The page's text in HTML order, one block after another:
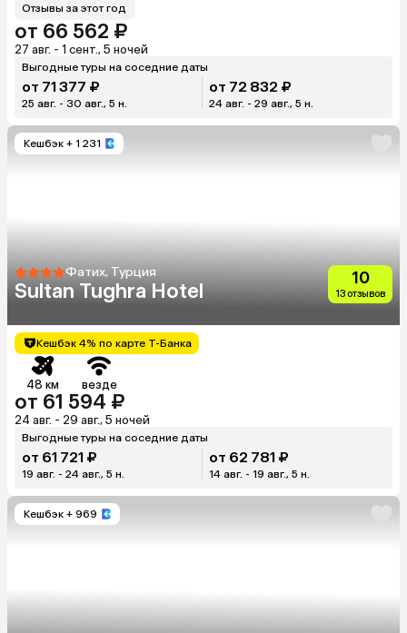
Отзывы за этот год
от 66 562 ₽
27 авг. - 1 сент., 5 ночей
Выгодные туры на соседние даты
от 71 377 ₽
25 авг. - 30 авг., 5 н.
от 72 832 ₽
24 авг. - 29 авг., 5 н.
Кешбэк + 1 231
Фатих, Турция
Sultan Tughra Hotel
10
13 отзывов
Кешбэк 4% по карте Т-Банка
48 км везде
от 61 594 ₽
24 авг. - 29 авг., 5 ночей
Выгодные туры на соседние даты
от 61 721 ₽
19 авг. - 24 авг., 5 н.
от 62 781 ₽
14 авг. - 19 авг., 5 н.
Кешбэк + 969